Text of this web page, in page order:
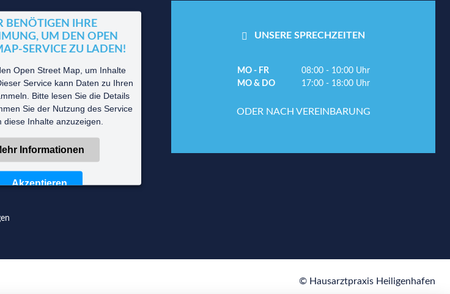
BENÖTIGEN IHRE
UM DEN OPEN
SERVICE ZU LADEN!
Open Street Map, um Inhalte
Service kann Daten zu Ihren
Bitte lesen Sie die Details
Sie der Nutzung des Service
diese Inhalte anzuzeigen.
Informationen
Akzeptieren
UNSERE SPRECHZEITEN
MO - FR
08:00 - 10:00 Uhr
MO & DO
17:00 - 18:00 Uhr
ODER NACH VEREINBARUNG
© Hausarztpraxis Heiligenhafen